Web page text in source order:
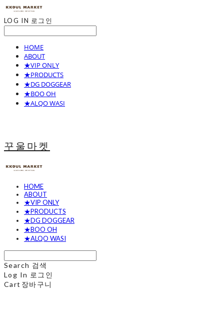
LOG IN 로그인
HOME
ABOUT
★VIP ONLY
★PRODUCTS
★DG DOGGEAR
★BOO OH
★ALQO WASI
꾸울마켓
HOME
ABOUT
★VIP ONLY
★PRODUCTS
★DG DOGGEAR
★BOO OH
★ALQO WASI
Search 검색
Log In 로그인
Cart 장바구니